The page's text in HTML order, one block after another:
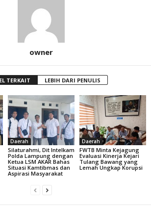
owner
TERKAIT LEBIH DARI PENULIS
Daerah
Silaturahmi, Dit Intelkam
Polda Lampung dengan
Ketua LSM AKAR Bahas
Situasi Kamtibmas dan
Aspirasi Masyarakat
Daerah
FWTB Minta Kejagung
Evaluasi Kinerja Kejari
Tulang Bawang yang
Lemah Ungkap Korupsi